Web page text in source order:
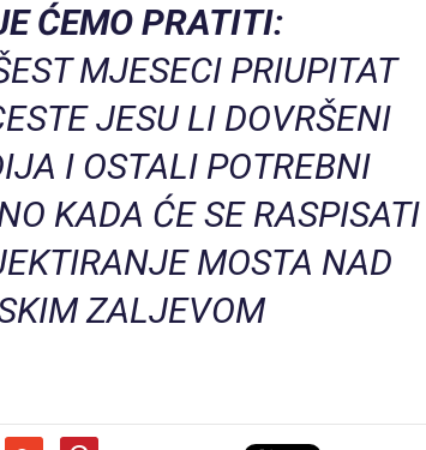
ĆEMO PRATITI:
MJESECI PRIUPITAT
JESU LI DOVRŠENI
I OSTALI POTREBNI
KADA ĆE SE RASPISATI
MOSTA NAD
ZALJEVOM